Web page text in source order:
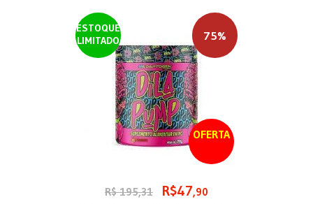
ESTOQUE
LIMITADO
OFERTA
75%
R$ 195,31 R$47,90